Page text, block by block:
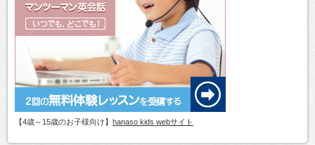
【4歳～15歳のお子様向け】 hanaso kids webサイト